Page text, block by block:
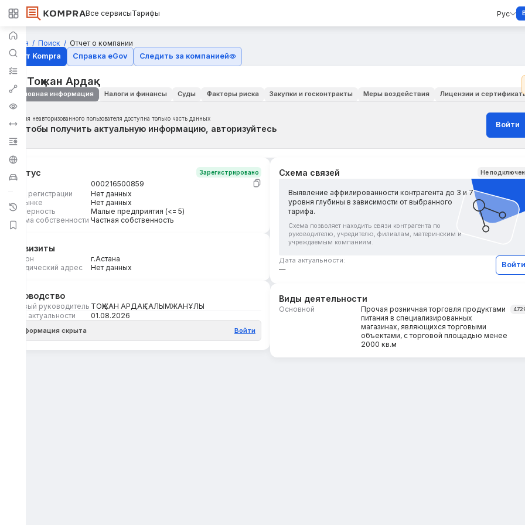
Все сервисыТарифы Рус
Главная Поиск
Отчет о компании
Отчёт Kompra
Справка eGov Следить за компанией
ИП Тоқжан Ардақ
Основная информация Налоги и финансы Суды Факторы риска Закупки и госконтракты Меры воздействия Лицензии и
Для неавторизованного пользователя доступна только часть данных
Чтобы получить актуальную информацию, авторизуйтесь Войти
Статус Зарегистрировано
БИН
000216500859
Дата регистрации
Нет данных
На рынке
Нет данных
Размерность
Малые предприятия (<= 5)
Форма собственности Частная собственность
Реквизиты
Регион
г.Астана
Юридический адрес
Нет данных
Руководство
Первый руководитель ТОҚЖАН АРДАҚ ҒАЛЫМЖАНҰЛЫ
Дата актуальности
01.08.2026
Информация скрыта Войти
Схема связей Не
Выявление аффилированности контрагента до 3 и 7
уровня глубины в зависимости от выбранного
тарифа.
Схема позволяет находить связи контрагента по
руководителю, учредителю, филиалам, материнским и
учреждаемым компаниям.
Дата актуальности:
—
Виды деятельности
Основной
Прочая розничная торговля продуктами
питания в специализированных
магазинах, являющихся торговыми
объектами, с торговой площадью менее
2000 кв.м